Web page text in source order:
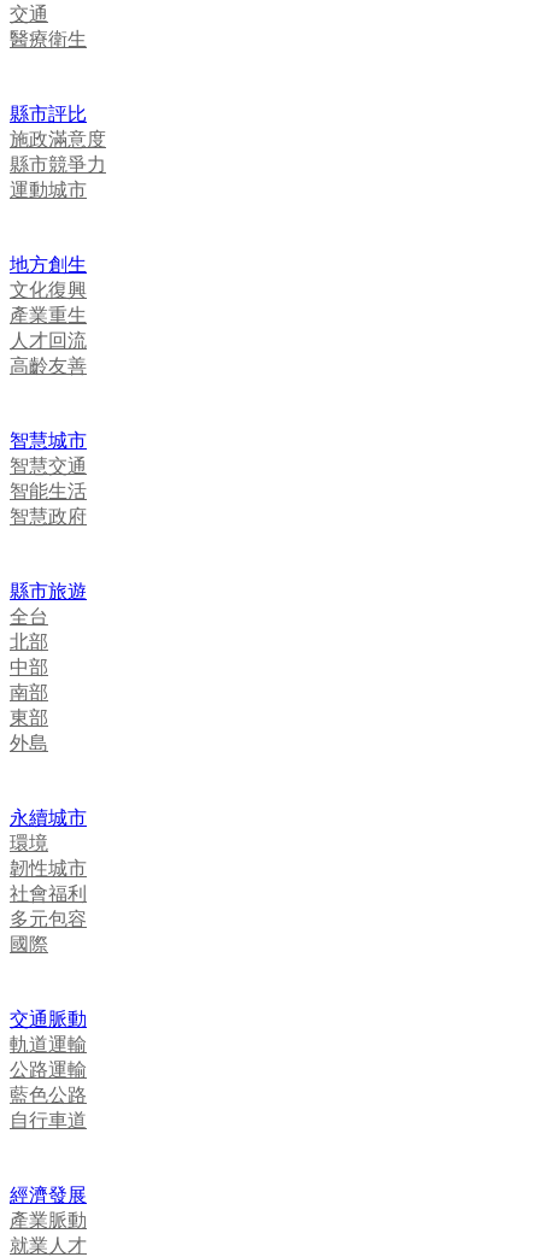
交通
醫療衛生
縣市評比
施政滿意度
縣市競爭力
運動城市
地方創生
文化復興
產業重生
人才回流
高齡友善
智慧城市
智慧交通
智能生活
智慧政府
縣市旅遊
全台
北部
中部
南部
東部
外島
永續城市
環境
韌性城市
社會福利
多元包容
國際
交通脈動
軌道運輸
公路運輸
藍色公路
自行車道
經濟發展
產業脈動
就業人才